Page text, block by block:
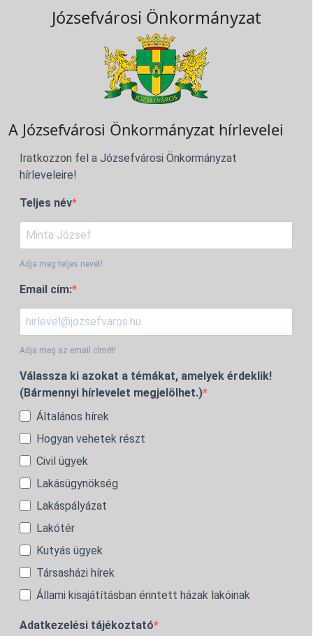
Józsefvárosi Önkormányzat
A Józsefvárosi Önkormányzat hírlevelei
Iratkozzon fel a Józsefvárosi Önkormányzat
hírleveleire!
Teljes név
Adja meg teljes nevét!
Email cím:
Adja meg az email címét!
Válassza ki azokat a témákat, amelyek érdeklik!
(Bármennyi hírlevelet megjelölhet.)
Általános hírek
Hogyan vehetek részt
Civil ügyek
Lakásügynökség
Lakáspályázat
Lakótér
Kutyás ügyek
Társasházi hírek
Állami kisajátításban érintett házak lakóinak
Adatkezelési tájékoztató